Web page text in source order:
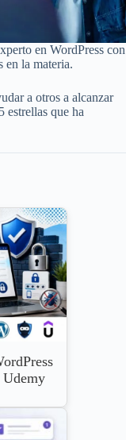
en WordPress con
en la materia.
a otros a alcanzar
estrellas que ha
Udemy